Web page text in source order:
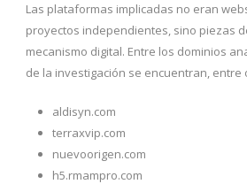
Las plataformas implicadas no eran
proyectos independientes, sino piezas
mecanismo digital. Entre los dominios
de la investigación se encuentran, entre
aldisyn.com
terraxvip.com
nuevoorigen.com
h5.rmampro.com